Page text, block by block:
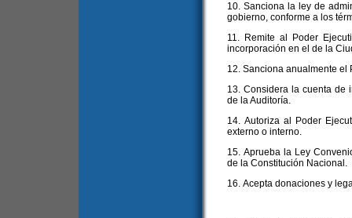
10. Sanciona la ley de
gobierno, conforme a los
11. Remite al Poder
incorporación en el de la
12. Sanciona anualmente el
13. Considera la cuenta de
de la Auditoría.
14. Autoriza al Poder
externo o interno.
15. Aprueba la Ley
de la Constitución Nacional.
16. Acepta donaciones y